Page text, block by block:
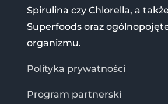
Spirulina czy Chlorella, a
Superfoods oraz
organizmu.
Polityka prywatności
Program partnerski